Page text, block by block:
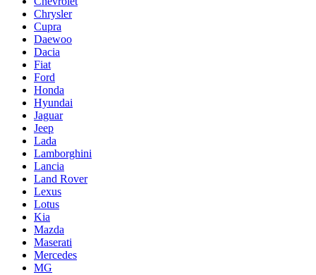
Chrysler
Cupra
Daewoo
Dacia
Fiat
Ford
Honda
Hyundai
Jaguar
Jeep
Lada
Lamborghini
Lancia
Land Rover
Lexus
Lotus
Kia
Mazda
Maserati
Mercedes
MG